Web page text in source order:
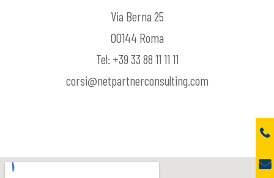
Via Berna 25
00144 Roma
Tel: +39 33 88 11 11 11
corsi@netpartnerconsulting.com